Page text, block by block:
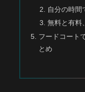
自分の時間
無料と有料
フードコート
とめ